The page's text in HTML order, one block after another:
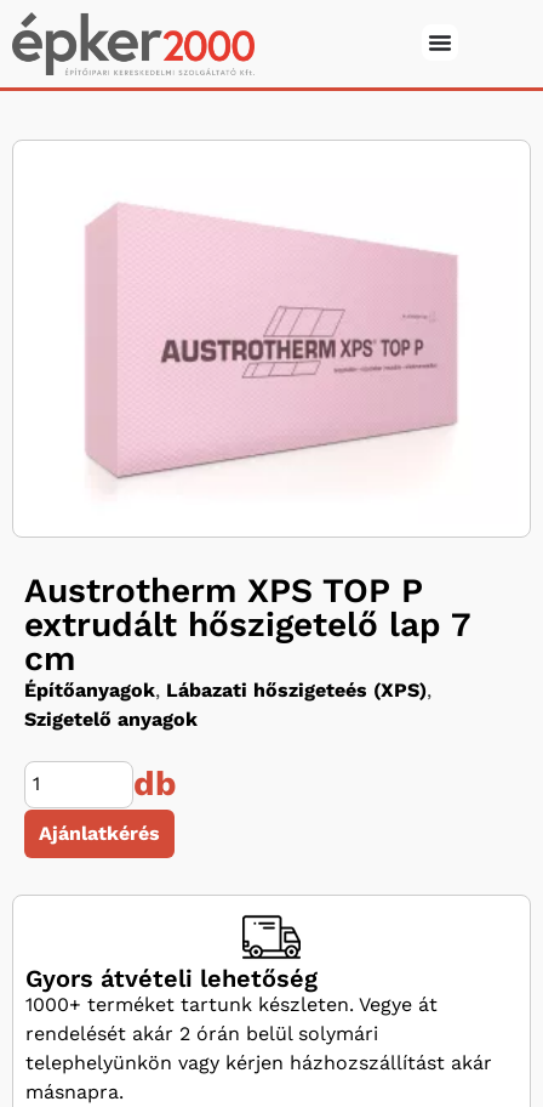
Austrotherm XPS TOP P
extrudált hőszigetelő lap 7
cm
Építőanyagok, Lábazati hőszigeteés (XPS),
Szigetelő anyagok
db
Ajánlatkérés
Gyors átvételi lehetőség
1000+ terméket tartunk készleten. Vegye át
rendelését akár 2 órán belül solymári
telephelyünkön vagy kérjen házhozszállítást akár
másnapra.